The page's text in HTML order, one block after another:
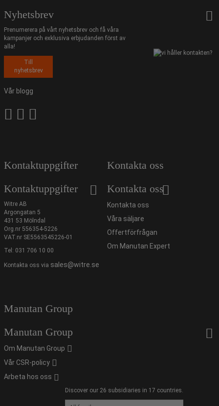
Nyhetsbrev
Prenumerera på vårt nyhetsbrev och få våra
kampanjer och exklusiva erbjudanden först av
alla!
Till
nyhetsbrev
Vår blogg
Kontaktuppgifter
Kontaktuppgifter
Witre AB
Argongatan 5
431 53 Mölndal
Org.nr 556354-5226
VAT.nr SE5563545226-01
Tel: 031 706 10 00
Kontakta oss via sales@witre.se
Kontakta oss
Kontakta oss
Kontakta oss
Våra säljare
Offertförfrågan
Om Manutan Expert
Manutan Group
Manutan Group
Om Manutan Group
Vår CSR-policy
Arbeta hos oss
Discover our 26 subsidiaries in 17 countries.